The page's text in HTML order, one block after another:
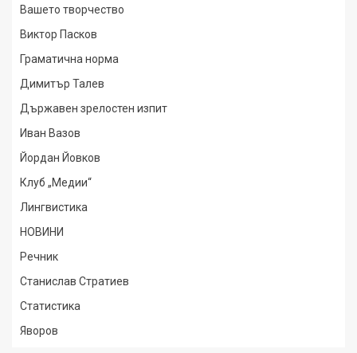
Вашето творчество
Виктор Пасков
Граматична норма
Димитър Талев
Държавен зрелостен изпит
Иван Вазов
Йордан Йовков
Клуб „Медии“
Лингвистика
НОВИНИ
Речник
Станислав Стратиев
Статистика
Яворов